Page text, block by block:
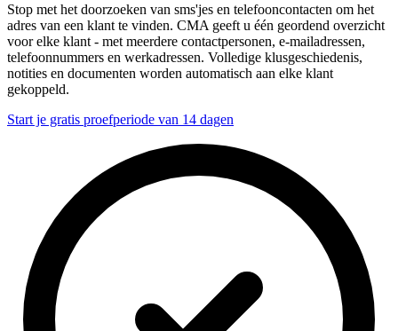
Stop met het doorzoeken van sms'jes en telefooncontacten om het
adres van een klant te vinden. CMA geeft u één geordend overzicht
voor elke klant - met meerdere contactpersonen, e-mailadressen,
telefoonnummers en werkadressen. Volledige klusgeschiedenis,
notities en documenten worden automatisch aan elke klant
gekoppeld.
Start je gratis proefperiode van 14 dagen